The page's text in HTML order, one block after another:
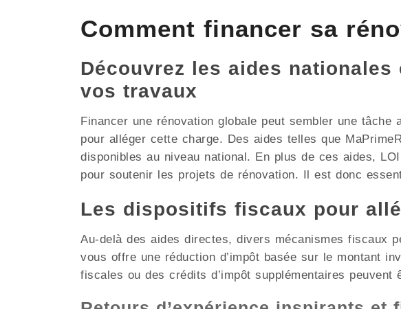
Comment financer sa
Découvrez les aides
vos travaux
Financer une rénovation globale peut sembler une
pour alléger cette charge. Des aides telles que
disponibles au niveau national. En plus de ces aides,
pour soutenir les projets de rénovation. Il est donc
Les dispositifs fiscaux pour
Au-delà des aides directes, divers mécanismes fiscaux
vous offre une réduction d’impôt basée sur le montant
fiscales ou des crédits d’impôt supplémentaires